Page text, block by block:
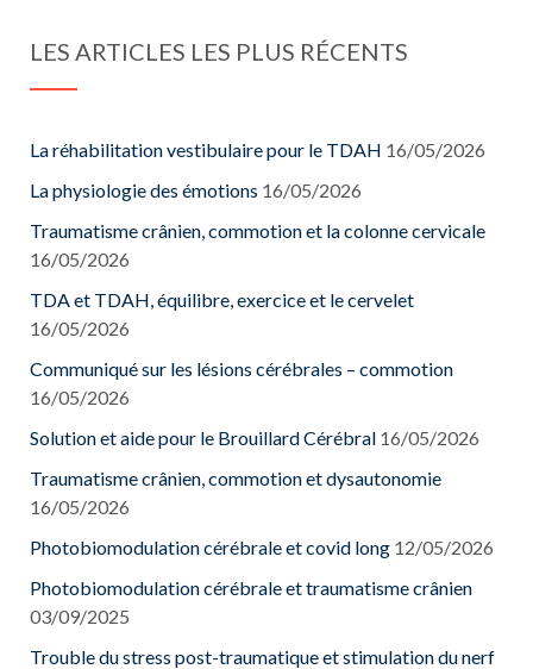
LES ARTICLES LES PLUS RÉCENTS
La réhabilitation vestibulaire pour le TDAH 16/05/2026
La physiologie des émotions 16/05/2026
Traumatisme crânien, commotion et la colonne cervicale
16/05/2026
TDA et TDAH, équilibre, exercice et le cervelet
16/05/2026
Communiqué sur les lésions cérébrales – commotion
16/05/2026
Solution et aide pour le Brouillard Cérébral 16/05/2026
Traumatisme crânien, commotion et dysautonomie
16/05/2026
Photobiomodulation cérébrale et covid long 12/05/2026
Photobiomodulation cérébrale et traumatisme crânien
03/09/2025
Trouble du stress post-traumatique et stimulation du nerf